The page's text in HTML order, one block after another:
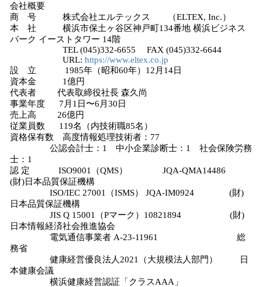
会社概要
商 号 株式会社エルテックス （ELTEX, Inc.）
本 社 横浜市保土ヶ谷区神戸町134番地 横浜ビジネス
パーク イーストタワー 14階
TEL (045)332-6655 FAX (045)332-6644
URL: https://www.eltex.co.jp
設 立 1985年（昭和60年）12月14日
資本金 1億円
代表者 代表取締役社長 森久尚
事業年度 7月1日〜6月30日
売上高 26億円
従業員数 119名（内技術職85名）
資格保有数 高度情報処理技術者：77
公認会計士：1 中小企業診断士：1 社会保険労務
士：1
認 定 ISO9001（QMS） JQA-QMA14486
(財)日本品質保証機構
ISO/IEC 27001（ISMS） JQA-IM0924 (財)
日本品質保証機構
JIS Q 15001（Pマーク）10821894 (財)
日本情報経済社会推進協会
電気通信事業者 A-23-11961 総
務省
健康経営優良法人2021（大規模法人部門） 日
本健康会議
横浜健康経営認証「クラスAAA」